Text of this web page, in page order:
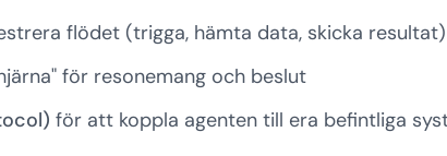
flödet (trigga, hämta data, skicka resultat)
för resonemang och beslut
för att koppla agenten till era befintliga